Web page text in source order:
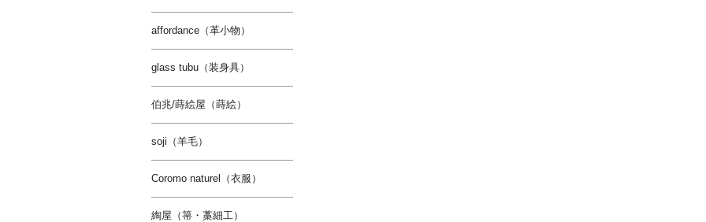
affordance（革小物）
glass tubu（装身具）
伯兆/蒔絵屋（蒔絵）
soji（羊毛）
Coromo naturel（衣服）
綯屋（箒・藁細工）